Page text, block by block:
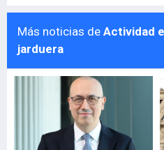
Más noticias de Actividad
jarduera